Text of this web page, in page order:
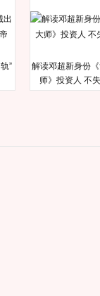
”
解读邓超新身份
师》投资人 不